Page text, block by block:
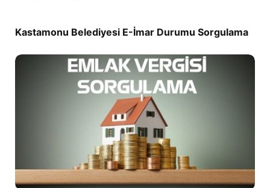
Kastamonu Belediyesi E-İmar Durumu Sorgulama